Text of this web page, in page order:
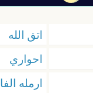
اتق الله
احواري
ارمله الفا